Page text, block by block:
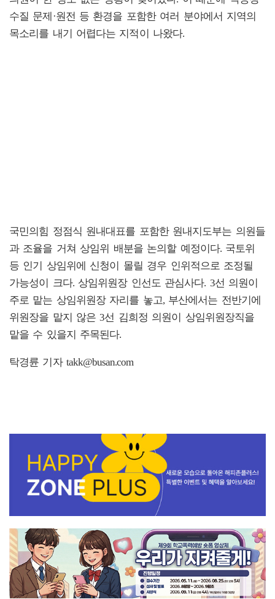
수질 문제·원전 등 환경을 포함한 여러 분야에서 지역의
목소리를 내기 어렵다는 지적이 나왔다.
국민의힘 정점식 원내대표를 포함한 원내지도부는 의원들
과 조율을 거쳐 상임위 배분을 논의할 예정이다. 국토위
등 인기 상임위에 신청이 몰릴 경우 인위적으로 조정될
가능성이 크다. 상임위원장 인선도 관심사다. 3선 의원이
주로 맡는 상임위원장 자리를 놓고, 부산에서는 전반기에
위원장을 맡지 않은 3선 김희정 의원이 상임위원장직을
맡을 수 있을지 주목된다.
탁경륜 기자 takk@busan.com